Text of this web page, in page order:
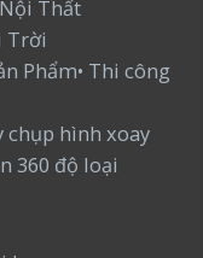
Thất
Trời
Phẩm• Thi công
chụp hình xoay
360 độ loại